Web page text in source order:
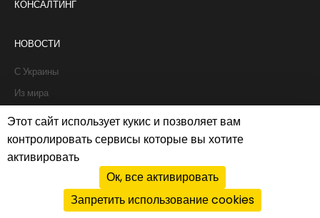
КОНСАЛТИНГ
НОВОСТИ
С Украины
Из мира
Интервью
Истории франчайзи
Рапорты
Политика cookies|Privacy policy
Этот сайт использует кукис и позволяет вам
контролировать сервисы которые вы хотите
активировать
Ок, все активировать
Запретить использование cookies